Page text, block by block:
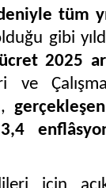
tüm
gibi
2025
ve
,